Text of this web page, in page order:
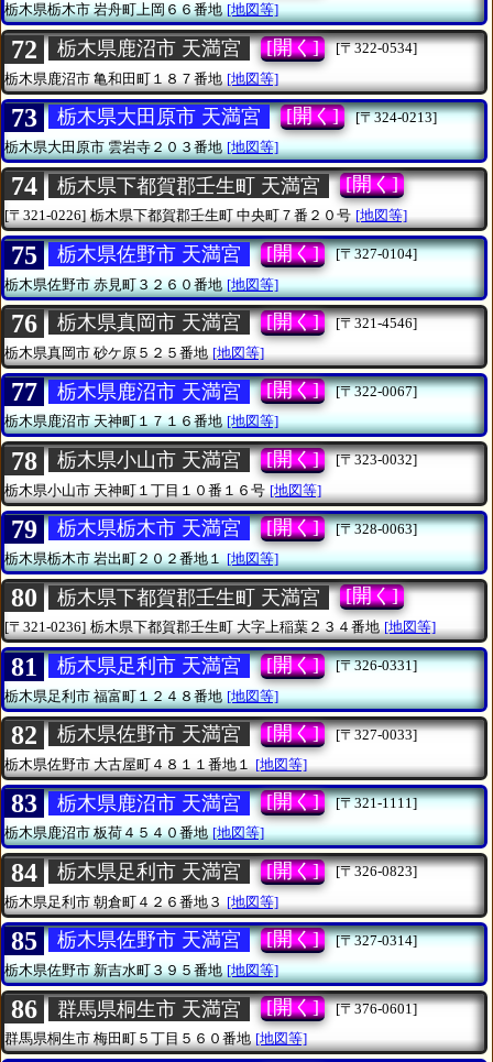
栃木県栃木市岩舟町上岡６６番地 [地図等]
72 栃木県鹿沼市 天満宮 [開く]
[〒322-0534]
栃木県鹿沼市 亀和田町１８７番地 [地図等]
73 栃木県大田原市 天満宮 [開く]
[〒324-0213]
栃木県大田原市雲岩寺２０３番地 [地図等]
74 栃木県下都賀郡壬生町 天満宮 [開く]
[〒321-0226] 栃木県下都賀郡壬生町中央町７番２０号 [地図等]
75 栃木県佐野市 天満宮 [開く]
[〒327-0104]
栃木県佐野市赤見町３２６０番地 [地図等]
76 栃木県真岡市 天満宮 [開く]
[〒321-4546]
栃木県真岡市 砂ケ原５２５番地 [地図等]
77 栃木県鹿沼市 天満宮 [開く]
[〒322-0067]
栃木県鹿沼市天神町１７１６番地 [地図等]
78 栃木県小山市 天満宮 [開く]
[〒323-0032]
栃木県小山市 天神町１丁目１０番１６号 [地図等]
79 栃木県栃木市 天満宮 [開く]
[〒328-0063]
栃木県栃木市岩出町２０２番地１ [地図等]
80 栃木県下都賀郡壬生町 天満宮 [開く]
[〒321-0236] 栃木県下都賀郡壬生町大字上稲葉２３４番地 [地図等]
81 栃木県足利市 天満宮 [開く]
[〒326-0331]
栃木県足利市福富町１２４８番地 [地図等]
82 栃木県佐野市 天満宮 [開く]
[〒327-0033]
栃木県佐野市 大古屋町４８１１番地１ [地図等]
83 栃木県鹿沼市 天満宮 [開く]
[〒321-1111]
栃木県鹿沼市板荷４５４０番地 [地図等]
84 栃木県足利市 天満宮 [開く]
[〒326-0823]
栃木県足利市 朝倉町４２６番地３ [地図等]
85 栃木県佐野市 天満宮 [開く]
[〒327-0314]
栃木県佐野市新吉水町３９５番地 [地図等]
86 群馬県桐生市 天満宮 [開く]
[〒376-0601]
群馬県桐生市梅田町５丁目５６０番地 [地図等]